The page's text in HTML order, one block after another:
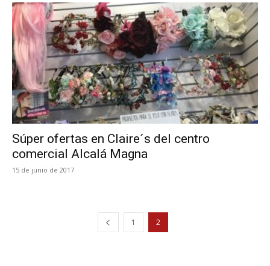
Súper ofertas en Claire´s del centro
comercial Alcalá Magna
15 de junio de 2017
1 2